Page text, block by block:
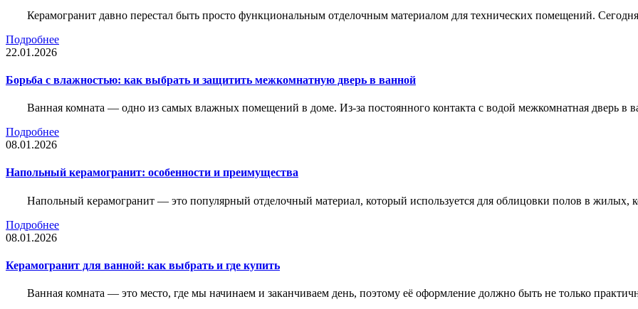
Керамогранит давно перестал быть просто функциональным отделочным материалом для технических помещений.
Подробнее
22.01.2026
Борьба с влажностью: как выбрать и защитить межкомнатную дверь в ванной
Ванная комната — одно из самых влажных помещений в доме. Из-за постоянного контакта с водой межкомнатная дверь в
Подробнее
08.01.2026
Напольный керамогранит: особенности и преимущества
Напольный керамогранит — это популярный отделочный материал, который используется для облицовки полов в
Подробнее
08.01.2026
Керамогранит для ванной: как выбрать и где купить
Ванная комната — это место, где мы начинаем и заканчиваем день, поэтому её оформление должно быть не только